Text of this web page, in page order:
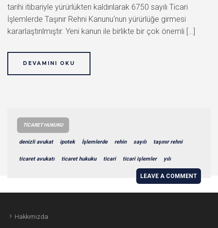
tarihi itibariyle yürürlükten kaldırılarak 6750 sayılı Ticari
İşlemlerde Taşınır Rehni Kanunu‘nun yürürlüğe girmesi
kararlaştırılmıştır. Yeni kanun ile birlikte bir çok önemli […]
DEVAMINI OKU
TICARET HUKUKU
denizli avukat ipotek İşlemlerde rehin sayılı taşınır rehni
ticaret avukatı ticaret hukuku ticari ticari işlemler yılı
LEAVE A COMMENT
Hakkımızda